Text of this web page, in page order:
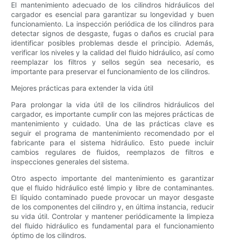
El mantenimiento adecuado de los cilindros hidráulicos del
cargador es esencial para garantizar su longevidad y buen
funcionamiento. La inspección periódica de los cilindros para
detectar signos de desgaste, fugas o daños es crucial para
identificar posibles problemas desde el principio. Además,
verificar los niveles y la calidad del fluido hidráulico, así como
reemplazar los filtros y sellos según sea necesario, es
importante para preservar el funcionamiento de los cilindros.
Mejores prácticas para extender la vida útil
Para prolongar la vida útil de los cilindros hidráulicos del
cargador, es importante cumplir con las mejores prácticas de
mantenimiento y cuidado. Una de las prácticas clave es
seguir el programa de mantenimiento recomendado por el
fabricante para el sistema hidráulico. Esto puede incluir
cambios regulares de fluidos, reemplazos de filtros e
inspecciones generales del sistema.
Otro aspecto importante del mantenimiento es garantizar
que el fluido hidráulico esté limpio y libre de contaminantes.
El líquido contaminado puede provocar un mayor desgaste
de los componentes del cilindro y, en última instancia, reducir
su vida útil. Controlar y mantener periódicamente la limpieza
del fluido hidráulico es fundamental para el funcionamiento
óptimo de los cilindros.